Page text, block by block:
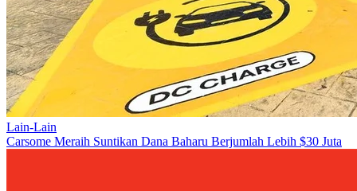
Lain-Lain
Carsome Meraih Suntikan Dana Baharu Berjumlah Lebih $30 Juta